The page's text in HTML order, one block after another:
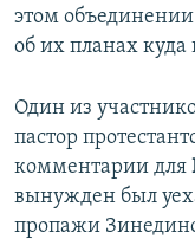
этом
об их планах
Один из
пастор
комментарии для
вынужден был
пропажи